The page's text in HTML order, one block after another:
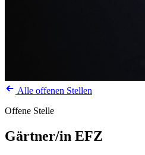
Alle offenen Stellen
Offene Stelle
Gärtner/in EFZ